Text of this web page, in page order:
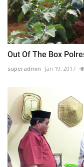
Out Of The Box
superadmin Jan 19, 2017